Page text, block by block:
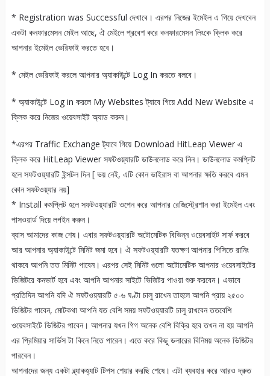
* Registration was Successful দেখাবে। এরপর নিজের ইমেইল এ গিয়ে দেখবেন
একটা কনফারমেসন মেইল আছে, ঐ মেইলে প্রবেশ করে কনফারমেসন লিংকে ক্লিক করে
আপনার ইমেইল ভেরিফাই করতে হবে।
* মেইল ভেরিফাই করলে আপনার অ্যাকাউন্টে Log In করতে বলবে।
* অ্যাকাউন্টে Log in করলে My Websites ট্যাবে গিয়ে Add New Website এ
ক্লিক করে নিজের ওয়েবসাইট অ্যাড করুন।
*এরপর Traffic Exchange ট্যাবে গিয়ে Download HitLeap Viewer এ
ক্লিক করে HitLeap Viewer সফটওয়্যারটি ডাউনলোড করে নিন। ডাউনলোড কমপ্লিট
হলে সফটওয়্যারটি ইন্সটল দিন [ ভয় নেই, এটি কোন ভাইরাস বা আপনার ক্ষতি করবে এমন
কোন সফটওয়্যার নয়]
* Install কমপ্লিট হলে সফটওয়্যারটি ওপেন করে আপনার রেজিস্ট্রেশান করা ইমেইল এবং
পাসওয়ার্ড দিয়ে লগইন করুন।
ব্যাস আমাদের কাজ শেষ। এবার সফটওয়্যারটি অটোমেটিক বিভিন্ন ওয়েবসাইট সার্ফ করবে
আর আপনার অ্যাকাউন্টে মিনিট জমা হবে। ঐ সফটওয়্যারটি যতক্ষণ আপনার পিসিতে রানিং
থাকবে আপনি তত মিনিট পাবেন। এরপর সেই মিনিট গুলো অটোমেটিক আপনার ওয়েবসাইটের
ভিজিটরে কনভার্ট হবে এবং আপনি আপনার সাইটে ভিজিটর পাওয়া শুরু করবেন। এভাবে
প্রতিদিন আপনি যদি ঐ সফটওয়্যারটি ৫-৬ ঘণ্টা চালু রাখেন তাহলে আপনি প্রায় ২৫০০
ভিজিটর পাবেন, মোটকথা আপনি যত বেশি সময় সফটওয়্যারটি চালু রাখবেন ততবেশি
ওয়েবসাইটে ভিজিটর পাবেন। আপনার যখন গিগ অনেক বেশি বিক্রি হবে তখন না হয় আপনি
এর প্রিমিয়ার সার্ভিস টা কিনে নিতে পারেন। এতে করে কিছু ডলারের বিনিময় অনেক ভিজিটর
পারবেন।
আপনাদের জন্য একটা ব্ল্যাকহ্যাট টিপস শেয়ার করছি শেষে। এটা ব্যবহার করে আরও দ্রুত